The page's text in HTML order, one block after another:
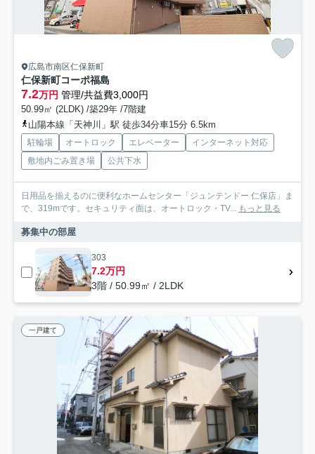
広島市南区仁保新町
仁保新町コーポ福島
7.2万円 管理/共益費3,000円
50.99㎡ (2LDK) /築29年 /7階建
山陽本線「天神川」駅 徒歩34分車15分 6.5km
駐輪場 オートロック エレベーター
インターネット対応
敷地内ごみ置き場
公共下水
日用品を揃えるのに便利なホームセンター「ジュンテンドー 仁保店」ま
で、319mです。セキュリティ面は、オートロック・TV... もっと見る
募集中の部屋
303
7.2万円
3階 / 50.99㎡ / 2LDK
一戸建て